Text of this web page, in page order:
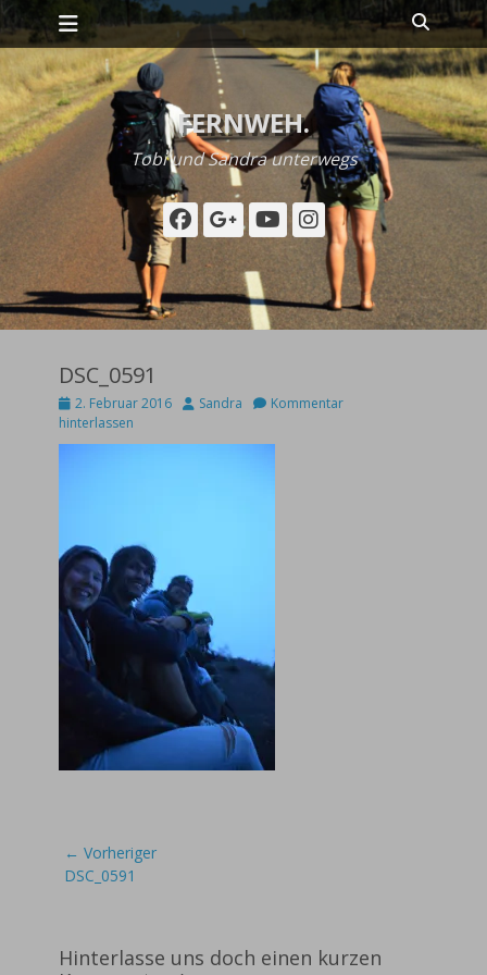
Zum
Inhalt
springen
Primäres Menü Suchen
FERNWEH.
Tobi und Sandra unterwegs
Facebook
Googleplus
YouTube
Instagram
DSC_0591
Posted
on
2. Februar 2016 AutorSandra
Kommentar
hinterlassen
Beitragsnavigation
← Vorheriger
Vorheriger
DSC_0591
Hinterlasse uns doch einen kurzen